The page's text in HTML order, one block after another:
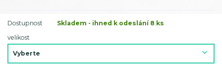
Dostupnost
Skladem - ihned k odeslání 8 ks
velikost